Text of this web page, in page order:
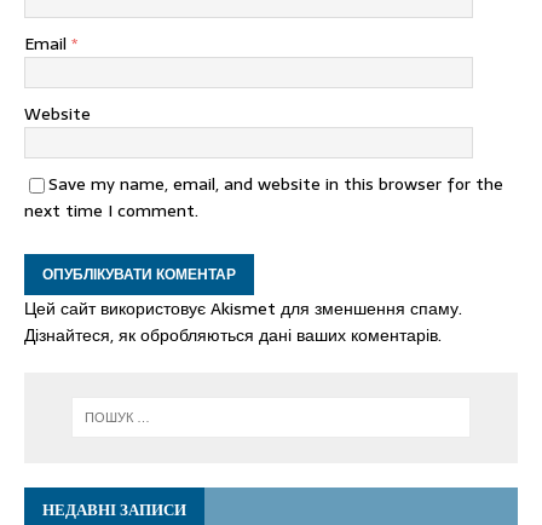
Email *
Website
Save my name, email, and website in this browser for the
next time I comment.
Цей сайт використовує Akismet для зменшення спаму.
Дізнайтеся, як обробляються дані ваших коментарів.
НЕДАВНІ ЗАПИСИ